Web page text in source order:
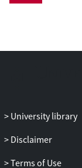
University library
Disclaimer
Terms of Use